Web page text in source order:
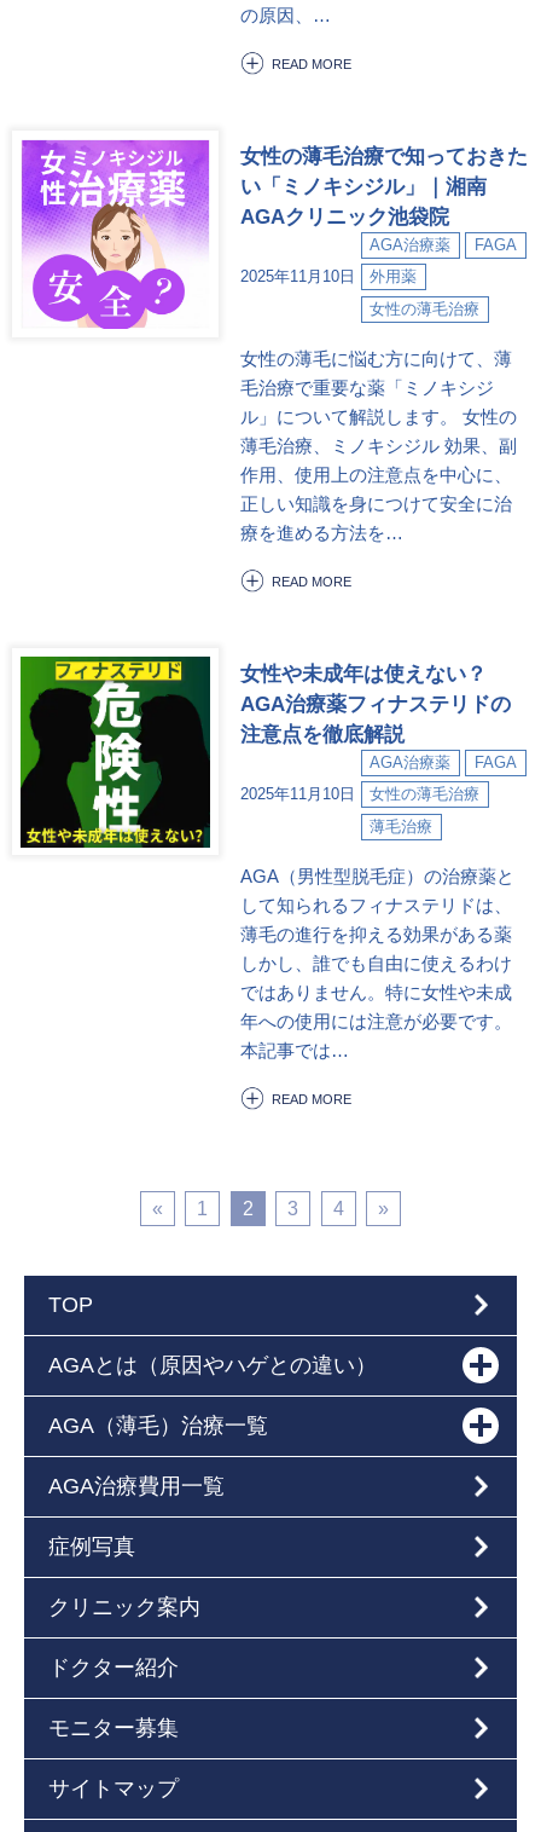
の原因、…
READ MORE
2025年11月10日
AGA治療薬
FAGA
外用薬
女性の薄毛治療
女性の薄毛治療で知っておきた
い「ミノキシジル」｜湘南
AGAクリニック池袋院
女性の薄毛に悩む方に向けて、薄
毛治療で重要な薬「ミノキシジ
ル」について解説します。 女性の
薄毛治療、ミノキシジル 効果、副
作用、使用上の注意点を中心に、
正しい知識を身につけて安全に治
療を進める方法を…
READ MORE
2025年11月10日
AGA治療薬
FAGA
女性の薄毛治療
薄毛治療
女性や未成年は使えない？
AGA治療薬フィナステリドの
注意点を徹底解説
AGA（男性型脱毛症）の治療薬と
して知られるフィナステリドは、
薄毛の進行を抑える効果がある薬
しかし、誰でも自由に使えるわけ
ではありません。特に女性や未成
年への使用には注意が必要です。
本記事では…
READ MORE
« 1 2 3 4 »
TOP
AGAとは（原因やハゲとの違い）
AGA（薄毛）治療一覧
AGA治療費用一覧
症例写真
クリニック案内
ドクター紹介
モニター募集
サイトマップ